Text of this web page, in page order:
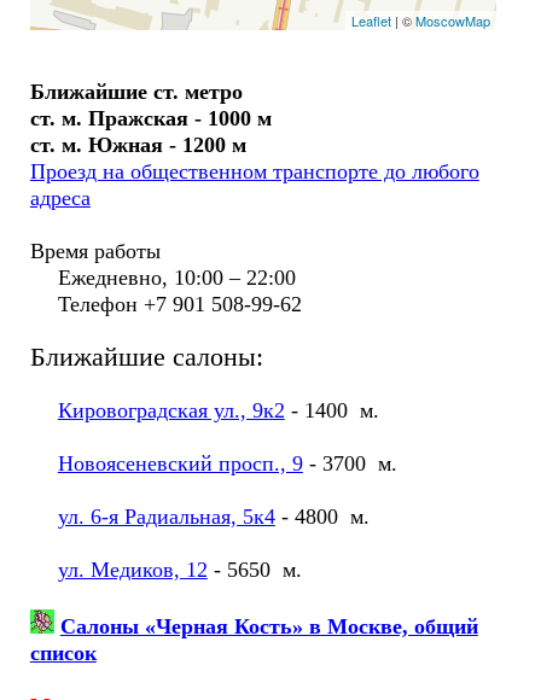
Leaflet| ©MoscowMap
Ближайшие ст. метро
ст. м. Пражская - 1000 м
ст. м. Южная - 1200 м
Проезд на общественном транспорте до любого
адреса
Время работы
Ежедневно, 10:00 – 22:00
Телефон +7 901 508-99-62
Ближайшие салоны:
Кировоградская ул., 9к2 - 1400 м.
Новоясеневский просп., 9- 3700 м.
ул. 6-я Радиальная, 5к4- 4800 м.
ул. Медиков, 12 - 5650 м.
Салоны «Черная Кость» в Москве, общий
список